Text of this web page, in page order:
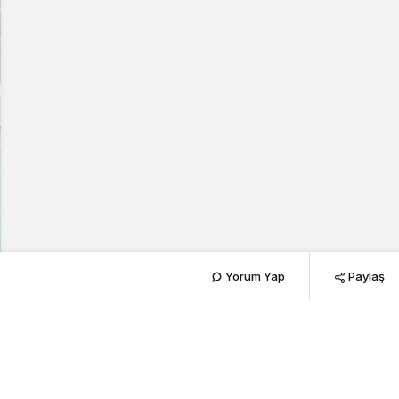
Yorum Yap Paylaş